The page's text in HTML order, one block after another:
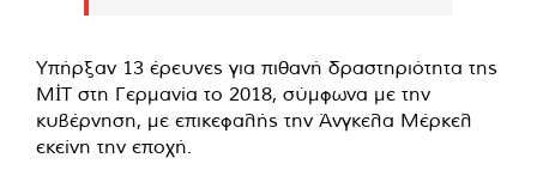
Υπήρξαν 13 έρευνες για πιθανή δραστηριότητα της
MİT στη Γερμανία το 2018, σύμφωνα με την
κυβέρνηση, με επικεφαλής την Άνγκελα Μέρκελ
εκείνη την εποχή.